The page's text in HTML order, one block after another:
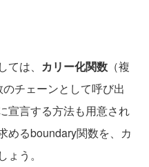
は、 カリー化関数 （複
チェーンとして呼び出
宣言する方法も用意され
めるboundary関数を、カ
う。